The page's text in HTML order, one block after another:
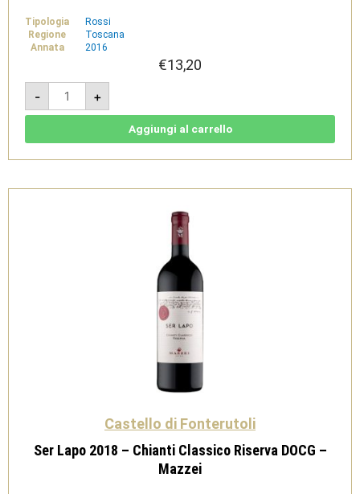
Tipologia
Rossi
Regione
Toscana
Annata
2016
€13,20
-
POGGIO
BADIOLA
Toscana
IGT
+
Aggiungi al carrello
Castello di Fonterutoli
Ser Lapo 2018 – Chianti Classico Riserva DOCG –
Mazzei